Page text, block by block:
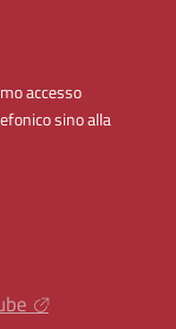
accesso
sino alla